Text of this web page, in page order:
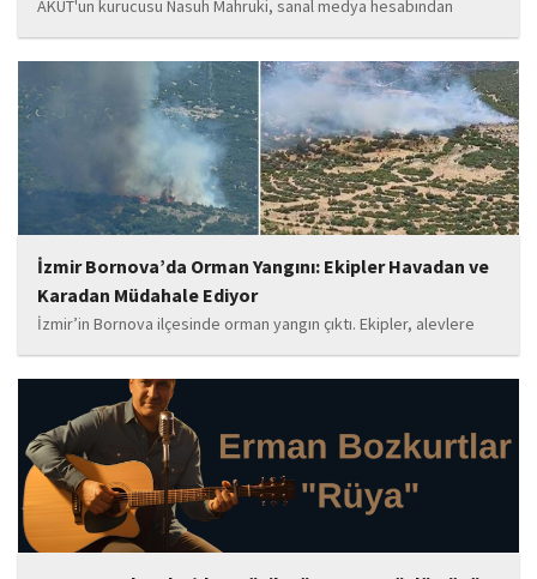
AKUT'un kurucusu Nasuh Mahruki, sanal medya hesabından
yaptığı '15 Temmuz' paylaşımı nedeniyle 'Halkı kin ve düşmanlığa
tahrik veya aşağılama' suçundan gözaltına alındı. Mahruki,
tutuklama talebiyle Sulh Ceza Hakimliği'ne sevk edildi.
İzmir Bornova’da Orman Yangını: Ekipler Havadan ve
Karadan Müdahale Ediyor
İzmir’in Bornova ilçesinde orman yangın çıktı. Ekipler, alevlere
havadan ve karadan müdahale ediyor.